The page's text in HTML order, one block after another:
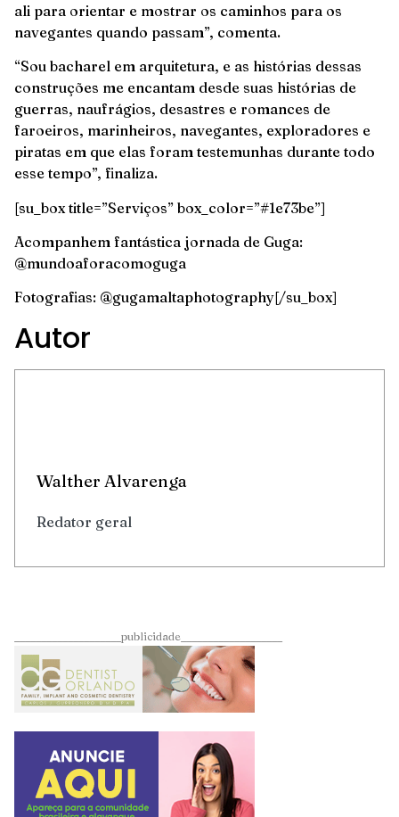
ali para orientar e mostrar os caminhos para os
navegantes quando passam”, comenta.
“Sou bacharel em arquitetura, e as histórias dessas
construções me encantam desde suas histórias de
guerras, naufrágios, desastres e romances de
faroeiros, marinheiros, navegantes, exploradores e
piratas em que elas foram testemunhas durante todo
esse tempo”, finaliza.
[su_box title=”Serviços” box_color=”#1e73be”]
Acompanhem fantástica jornada de Guga:
@mundoaforacomoguga
Fotografias: @gugamaltaphotography[/su_box]
Autor
Walther Alvarenga
Redator geral
____________________publicidade___________________